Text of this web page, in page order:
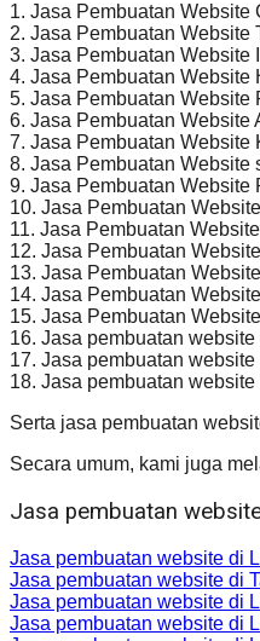
1. Jasa Pembuatan
2. Jasa Pembuatan Website
3. Jasa Pembuatan Website
4. Jasa Pembuatan Website
5. Jasa Pembuatan Website
6. Jasa Pembuatan Website
7. Jasa Pembuatan Website
8. Jasa Pembuatan Website
9. Jasa Pembuatan Website
10. Jasa Pembuatan
11. Jasa Pembuatan
12. Jasa Pembuatan
13. Jasa Pembuatan
14. Jasa Pembuatan
15. Jasa Pembuatan
16. Jasa pembuatan
17. Jasa pembuatan
18. Jasa pembuatan
Serta jasa pembuatan
Secara umum, kami juga
Jasa pembuatan
Jasa pembuatan website di
Jasa pembuatan website di
Jasa pembuatan website di
Jasa pembuatan website di